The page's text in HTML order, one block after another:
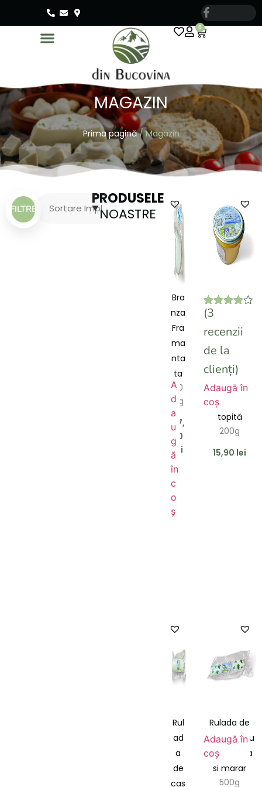
0
MAGAZIN
Prima pagină/ Magazin
FILTRE
Sortează produselePRODUSELE
NOASTRE
Bra
nza
Fra
ma
nta
ta
50
0g
27,
20
lei
A
d
a
u
g
ă
în
c
o
ș
Evaluat la
pe baza a
3
la clienți
(3
recenzii
de la
clienți)
Brânză
topită
200g
15,90 lei
Adaugă în
coș
Rul
ad
a
de
cas
Rulada de
cascaval cu
sunca urda
si marar
500g
Adaugă în
coș